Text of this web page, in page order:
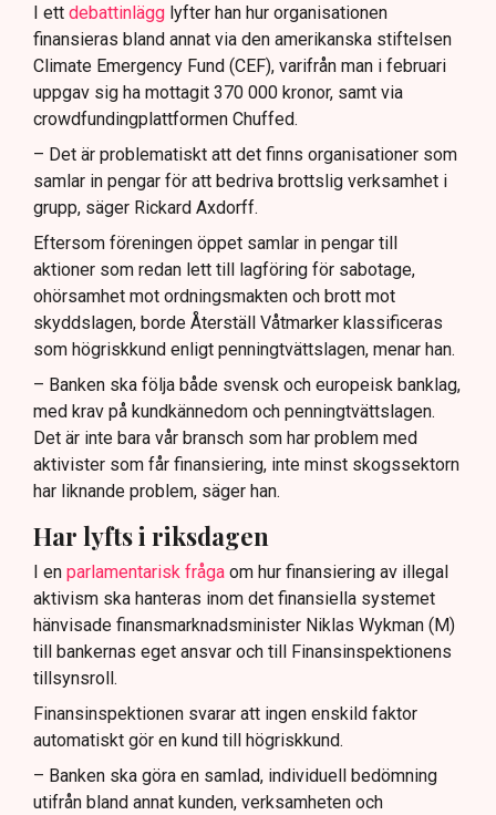
I ett debattinlägg lyfter han hur organisationen
finansieras bland annat via den amerikanska stiftelsen
Climate Emergency Fund (CEF), varifrån man i februari
uppgav sig ha mottagit 370 000 kronor, samt via
crowdfundingplattformen Chuffed.
– Det är problematiskt att det finns organisationer som
samlar in pengar för att bedriva brottslig verksamhet i
grupp, säger Rickard Axdorff.
Eftersom föreningen öppet samlar in pengar till
aktioner som redan lett till lagföring för sabotage,
ohörsamhet mot ordningsmakten och brott mot
skyddslagen, borde Återställ Våtmarker klassificeras
som högriskkund enligt penningtvättslagen, menar han.
– Banken ska följa både svensk och europeisk banklag,
med krav på kundkännedom och penningtvättslagen.
Det är inte bara vår bransch som har problem med
aktivister som får finansiering, inte minst skogssektorn
har liknande problem, säger han.
Har lyfts i riksdagen
I en parlamentarisk fråga om hur finansiering av illegal
aktivism ska hanteras inom det finansiella systemet
hänvisade finansmarknadsminister Niklas Wykman (M)
till bankernas eget ansvar och till Finansinspektionens
tillsynsroll.
Finansinspektionen svarar att ingen enskild faktor
automatiskt gör en kund till högriskkund.
– Banken ska göra en samlad, individuell bedömning
utifrån bland annat kunden, verksamheten och